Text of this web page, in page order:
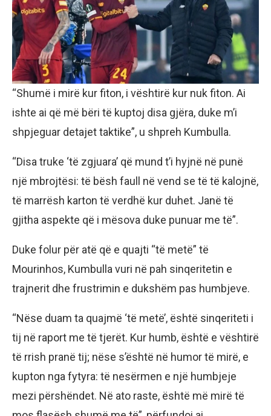
“Shumë i mirë kur fiton, i vështirë kur nuk fiton. Ai
ishte ai që më bëri të kuptoj disa gjëra, duke m’i
shpjeguar detajet taktike”, u shpreh Kumbulla.
“Disa truke ‘të zgjuara’ që mund t’i hyjnë në punë
një mbrojtësi: të bësh faull në vend se të të kalojnë,
të marrësh karton të verdhë kur duhet. Janë të
gjitha aspekte që i mësova duke punuar me të”.
Duke folur për atë që e quajti “të metë” të
Mourinhos, Kumbulla vuri në pah sinqeritetin e
trajnerit dhe frustrimin e dukshëm pas humbjeve.
“Nëse duam ta quajmë ‘të metë’, është sinqeriteti i
tij në raport me të tjerët. Kur humb, është e vështirë
të rrish pranë tij; nëse s’është në humor të mirë, e
kupton nga fytyra: të nesërmen e një humbjeje
mezi përshëndet. Në ato raste, është më mirë të